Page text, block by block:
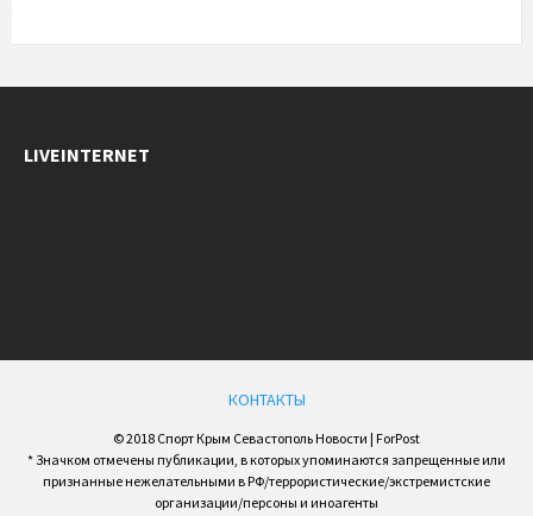
LIVEINTERNET
КОНТАКТЫ
© 2018 Спорт Крым Севастополь Новости | ForPost
* Значком отмечены публикации, в которых упоминаются запрещенные или
признанные нежелательными в РФ/террористические/экстремистские
организации/персоны и иноагенты